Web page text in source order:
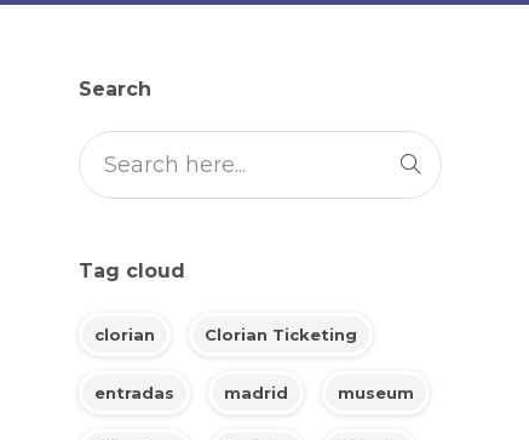
Search
Tag cloud
clorian Clorian Ticketing
entradas madrid museum